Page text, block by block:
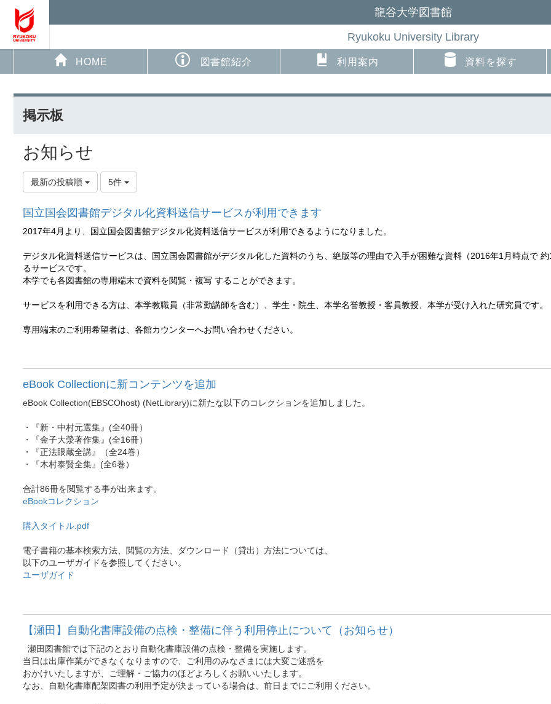
龍谷大学図書館
Ryukoku University Library
HOME 図書館紹介 利用案内 資料を探す
掲示板
お知らせ
最新の投稿順 5件
国立国会図書館デジタル化資料送信サービスが利用できます
2017年4月より、国立国会図書館デジタル化資料送信サービスが利用できるようになりました。
デジタル化資料送信サービスは、国立国会図書館がデジタル化した資料のうち、絶版等の理由で入手が困難な資料（2016年1月時点で
るサービスです。
本学でも各図書館の専用端末で資料を閲覧・複写 することができます。
サービスを利用できる方は、本学教職員（非常勤講師を含む）、学生・院生、本学名誉教授・客員教授、本学が受け入れた研究員です。
専用端末のご利用希望者は、各館カウンターへお問い合わせください。
eBook Collectionに新コンテンツを追加
eBook Collection(EBSCOhost) (NetLibrary)に新たな以下のコレクションを追加しました。
・『新・中村元選集』(全40冊）
・『金子大滎著作集』(全16冊）
・『正法眼蔵全講』（全24巻）
・『木村泰賢全集』(全6巻）
合計86冊を閲覧する事が出来ます。
eBookコレクション
購入タイトル.pdf
電子書籍の基本検索方法、閲覧の方法、ダウンロード（貸出）方法については、
以下のユーザガイドを参照してください。
ユーザガイド
【瀬田】自動化書庫設備の点検・整備に伴う利用停止について（お知らせ）
瀬田図書館では下記のとおり自動化書庫設備の点検・整備を実施します。
当日は出庫作業ができなくなりますので、ご利用のみなさまには大変ご迷惑を
おかけいたしますが、ご理解・ご協力のほどよろしくお願いいたします。
なお、自動化書庫配架図書の利用予定が決まっている場合は、前日までにご利用ください。